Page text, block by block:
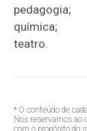
pedagogia;
química;
teatro.
* O conteúdo de
Nos reservamos ao
com o propósito do